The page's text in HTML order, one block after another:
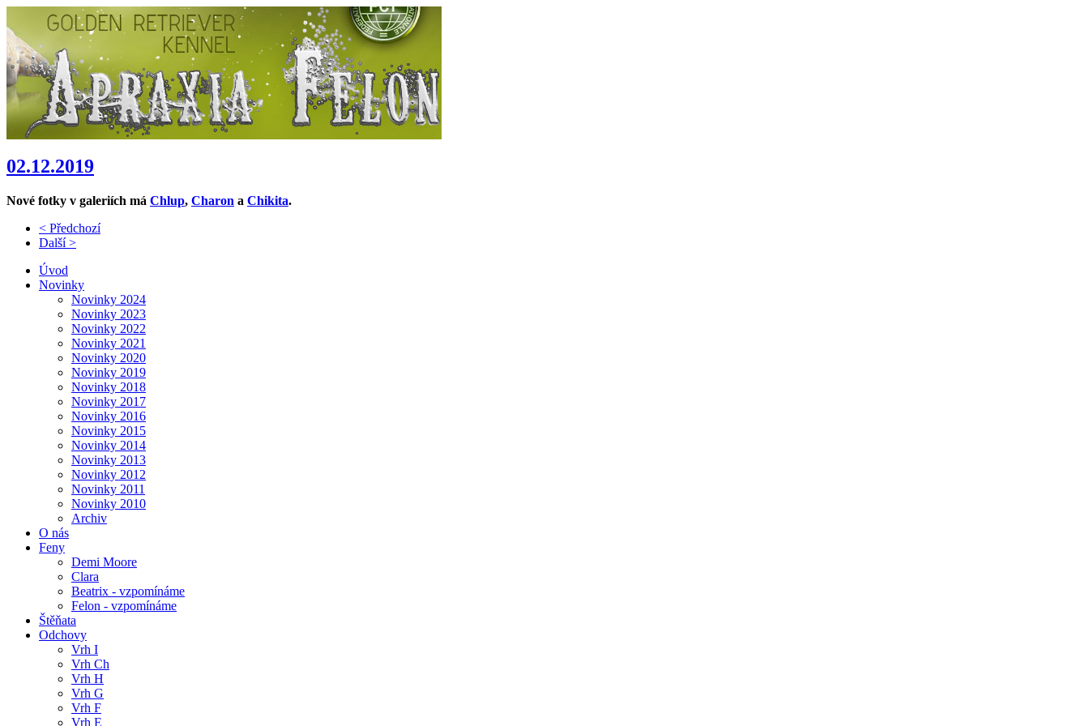
02.12.2019
Nové fotky v galeriích má Chlup, Charon a Chikita.
< Předchozí
Další >
Úvod
Novinky
Novinky 2024
Novinky 2023
Novinky 2022
Novinky 2021
Novinky 2020
Novinky 2019
Novinky 2018
Novinky 2017
Novinky 2016
Novinky 2015
Novinky 2014
Novinky 2013
Novinky 2012
Novinky 2011
Novinky 2010
Archiv
O nás
Feny
Demi Moore
Clara
Beatrix - vzpomínáme
Felon - vzpomínáme
Štěňata
Odchovy
Vrh I
Vrh Ch
Vrh H
Vrh G
Vrh F
Vrh E